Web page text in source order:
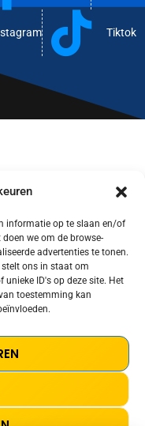
informatie op te slaan en/of
we om de browse-
advertenties te tonen.
ons in staat om
unieke ID's op deze site. Het
toestemming kan
Tiktok